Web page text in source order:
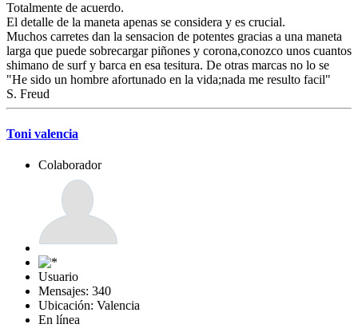
Totalmente de acuerdo.
El detalle de la maneta apenas se considera y es crucial.
Muchos carretes dan la sensacion de potentes gracias a una maneta
larga que puede sobrecargar piñones y corona,conozco unos cuantos
shimano de surf y barca en esa tesitura. De otras marcas no lo se
"He sido un hombre afortunado en la vida;nada me resulto facil"
S. Freud
Toni valencia
Colaborador
Usuario
Mensajes: 340
Ubicación: Valencia
En línea